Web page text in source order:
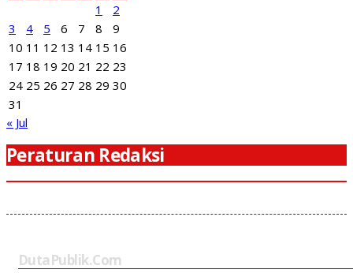
1
2
3
4 5 6 7 8
9
10 11 12 13 14 15 16
17 18 19 20 21 22 23
24 25 26 27 28 29 30
31
« Jul
Peraturan Redaksi
DutaPublik.com